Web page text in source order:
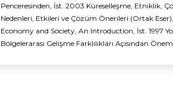
Penceresinden, İst. 2003 Küreselleşme, Etniklik,
Nedenleri, Etkileri ve Çözüm Önerileri (Ortak
Economy and Society, An Introduction, İst. 1997
Bölgelerarası Gelişme Farklılıkları Açısından